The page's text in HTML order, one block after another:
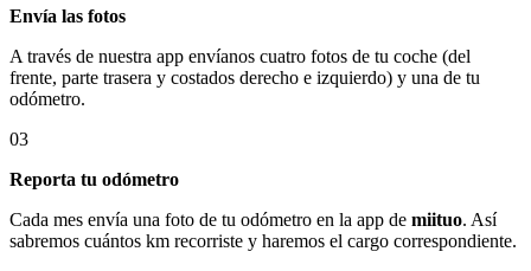
Envía las fotos
A través de nuestra app envíanos cuatro fotos de tu coche (del
frente, parte trasera y costados derecho e izquierdo) y una de tu
odómetro.
03
Reporta tu odómetro
Cada mes envía una foto de tu odómetro en la app de miituo. Así
sabremos cuántos km recorriste y haremos el cargo correspondiente.